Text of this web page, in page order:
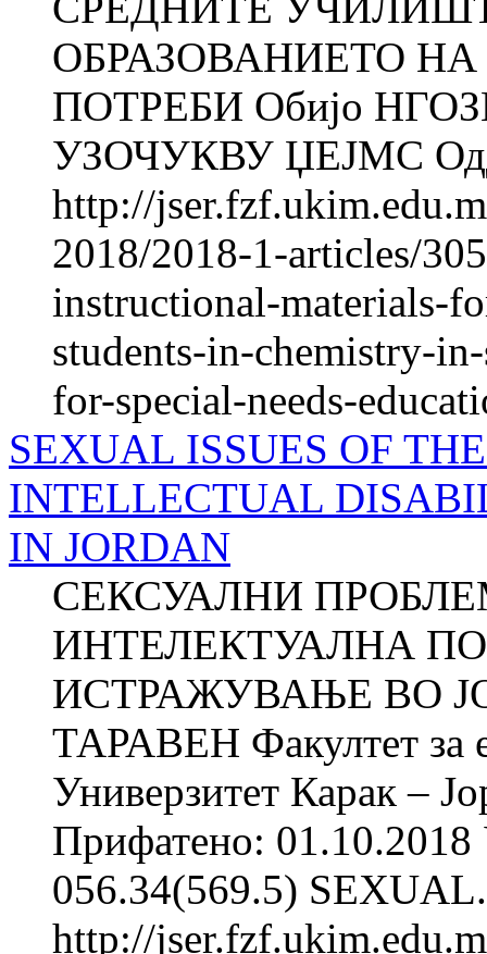
ОБРАЗОВАНИЕТО
ПОТРЕБИ Обијо
УЗОЧУКВУ ЏЕЈМС
http://
2018/2018-1-articles/
instructional-materials-
students-in-chemistry-
for-special-needs-
SEXUAL ISSUES OF
INTELLECTUAL
IN JORDAN
СЕКСУАЛНИ
ИНТЕЛЕКТУАЛНА
ИСТРАЖУВАЊЕ ВО
ТАРАВЕН Факултет за
Универзитет Карак –
Прифатено:
056.34(569.5)
http://